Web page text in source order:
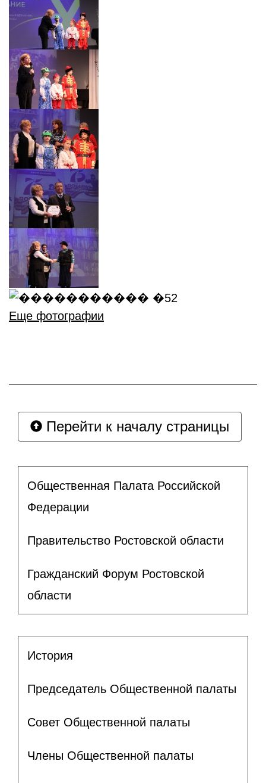
Еще фотографии
Перейти к началу страницы
Общественная Палата Российской
Федерации
Правительство Ростовской области
Гражданский Форум Ростовской
области
История
Председатель Общественной палаты
Совет Общественной палаты
Члены Общественной палаты